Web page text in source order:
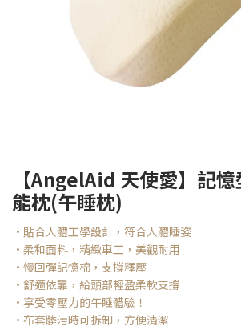
【AngelAid 天使愛】記
能枕(午睡枕)
·貼合人體工學設計，符合人體睡姿
·柔和面料，精緻車工，美觀耐用
·慢回彈記憶棉，支撐釋壓
·舒適依靠，給頭部輕盈柔軟支撐
·享受零壓力的午睡體驗！
·布套髒污時可拆卸，方便清潔